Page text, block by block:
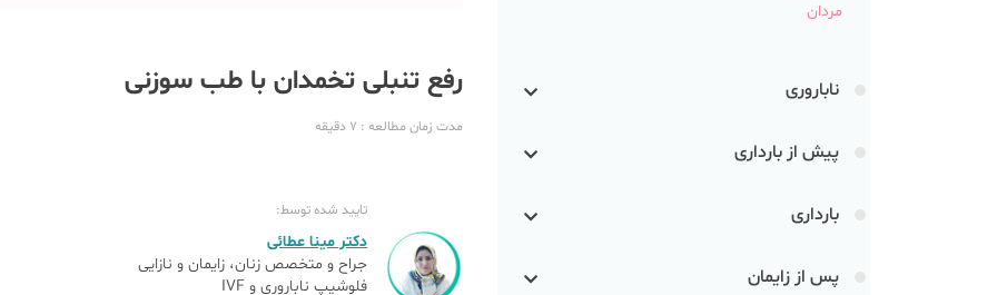
مردان
ناباروری
پیش از بارداری
بارداری
پس از زایمان
رفع تنبلی تخمدان با طب سوزنی
مدت زمان مطالعه: 7 دقیقه
تایید شده توسط:
دکتر مینا عطائی
جراح و متخصص زنان، زایمان و نازایی
فلوشیپ ناباروری و IVF